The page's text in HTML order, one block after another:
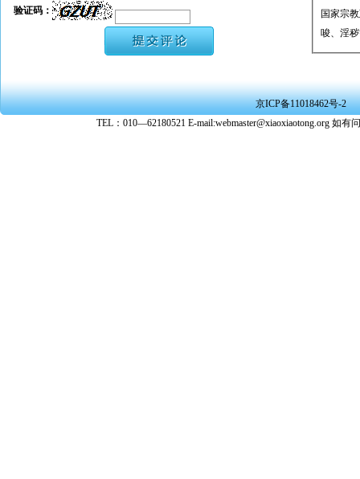
国家宗
唆、淫
★ 承担
★ 在本
转载、
★ 参与
验证码：
京ICP备11018462号-2
TEL：010—62180521 E-mail:webmaster@xiaoxiaotong.org 如